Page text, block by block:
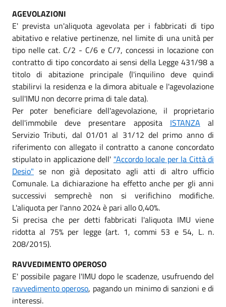
AGEVOLAZIONI
E' prevista un'aliquota agevolata per i fabbricati di tipo
abitativo e relative pertinenze, nel limite di una unità per
tipo nelle cat. C/2 - C/6 e C/7, concessi in locazione con
contratto di tipo concordato ai sensi della Legge 431/98 a
titolo di abitazione principale (l'inquilino deve quindi
stabilirvi la residenza e la dimora abituale e l'agevolazione
sull'IMU non decorre prima di tale data).
Per poter beneficiare dell'agevolazione, il proprietario
dell'immobile deve presentare apposita ISTANZA al
Servizio Tributi, dal 01/01 al 31/12 del primo anno di
riferimento con allegato il contratto a canone concordato
stipulato in applicazione dell' "Accordo locale per la Città di
Desio" se non già depositato agli atti di altro ufficio
Comunale. La dichiarazione ha effetto anche per gli anni
successivi semprechè non si verifichino modifiche.
L'aliquota per l'anno 2024 è pari allo 0,40%.
Si precisa che per detti fabbricati l'aliquota IMU viene
ridotta al 75% per legge (art. 1, commi 53 e 54, L. n.
208/2015).
RAVVEDIMENTO OPEROSO
E' possibile pagare l'IMU dopo le scadenze, usufruendo del
ravvedimento operoso, pagando un minimo di sanzioni e di
interessi.